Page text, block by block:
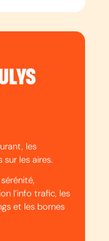
les
les aires.
l’info trafic, les
et les bornes